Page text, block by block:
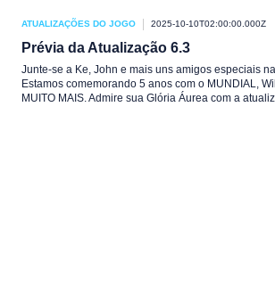
ATUALIZAÇÕES DO JOGO 2025-10-10T02:00:00.000Z
Prévia da Atualização 6.3
Junte-se a Ke, John e mais uns amigos especiais
Estamos comemorando 5 anos com o MUNDIAL,
MUITO MAIS. Admire sua Glória Áurea com a